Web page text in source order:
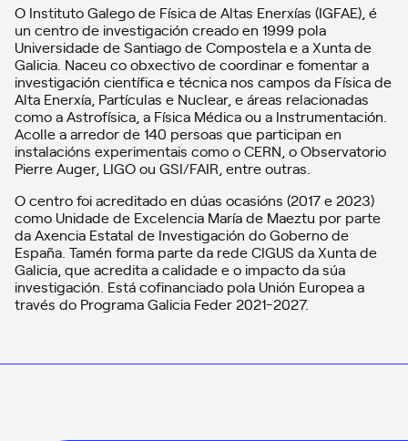
O Instituto Galego de Física de Altas Enerxías (IGFAE), é
un centro de investigación creado en 1999 pola
Universidade de Santiago de Compostela e a Xunta de
Galicia. Naceu co obxectivo de coordinar e fomentar a
investigación científica e técnica nos campos da Física de
Alta Enerxía, Partículas e Nuclear, e áreas relacionadas
como a Astrofísica, a Física Médica ou a Instrumentación.
Acolle a arredor de 140 persoas que participan en
instalacións experimentais como o CERN, o Observatorio
Pierre Auger, LIGO ou GSI/FAIR, entre outras.
O centro foi acreditado en dúas ocasións (2017 e 2023)
como Unidade de Excelencia María de Maeztu por parte
da Axencia Estatal de Investigación do Goberno de
España. Tamén forma parte da rede CIGUS da Xunta de
Galicia, que acredita a calidade e o impacto da súa
investigación. Está cofinanciado pola Unión Europea a
través do Programa Galicia Feder 2021-2027.